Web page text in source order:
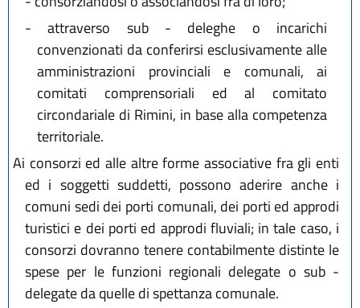
- attraverso sub - deleghe o incarichi
convenzionati da conferirsi esclusivamente alle
amministrazioni provinciali e comunali, ai
comitati comprensoriali ed al comitato
circondariale di Rimini, in base alla competenza
territoriale.
Ai consorzi ed alle altre forme associative fra gli enti
ed i soggetti suddetti, possono aderire anche i
comuni sedi dei porti comunali, dei porti ed approdi
turistici e dei porti ed approdi fluviali; in tale caso, i
consorzi dovranno tenere contabilmente distinte le
spese per le funzioni regionali delegate o sub -
delegate da quelle di spettanza comunale.